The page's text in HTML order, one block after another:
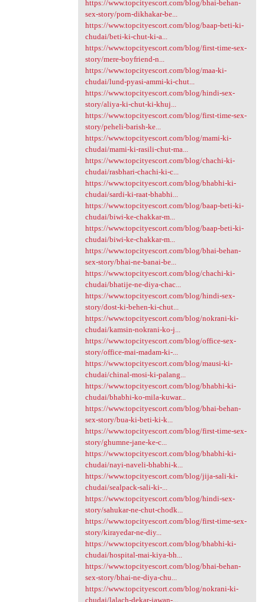
https://www.topcityescort.com/blog/bhai-behan-
sex-story/porn-dikhakar-be...
https://www.topcityescort.com/blog/baap-beti-ki-
chudai/beti-ki-chut-ki-a...
https://www.topcityescort.com/blog/first-time-sex-
story/mere-boyfriend-n...
https://www.topcityescort.com/blog/maa-ki-
chudai/lund-pyasi-ammi-ki-chut...
https://www.topcityescort.com/blog/hindi-sex-
story/aliya-ki-chut-ki-khuj...
https://www.topcityescort.com/blog/first-time-sex-
story/peheli-barish-ke...
https://www.topcityescort.com/blog/mami-ki-
chudai/mami-ki-rasili-chut-ma...
https://www.topcityescort.com/blog/chachi-ki-
chudai/rasbhari-chachi-ki-c...
https://www.topcityescort.com/blog/bhabhi-ki-
chudai/sardi-ki-raat-bhabhi...
https://www.topcityescort.com/blog/baap-beti-ki-
chudai/biwi-ke-chakkar-m...
https://www.topcityescort.com/blog/baap-beti-ki-
chudai/biwi-ke-chakkar-m...
https://www.topcityescort.com/blog/bhai-behan-
sex-story/bhai-ne-banai-be...
https://www.topcityescort.com/blog/chachi-ki-
chudai/bhatije-ne-diya-chac...
https://www.topcityescort.com/blog/hindi-sex-
story/dost-ki-behen-ki-chut...
https://www.topcityescort.com/blog/nokrani-ki-
chudai/kamsin-nokrani-ko-j...
https://www.topcityescort.com/blog/office-sex-
story/office-mai-madam-ki-...
https://www.topcityescort.com/blog/mausi-ki-
chudai/chinal-mosi-ki-palang...
https://www.topcityescort.com/blog/bhabhi-ki-
chudai/bhabhi-ko-mila-kuwar...
https://www.topcityescort.com/blog/bhai-behan-
sex-story/bua-ki-beti-ki-k...
https://www.topcityescort.com/blog/first-time-sex-
story/ghumne-jane-ke-c...
https://www.topcityescort.com/blog/bhabhi-ki-
chudai/nayi-naveli-bhabhi-k...
https://www.topcityescort.com/blog/jija-sali-ki-
chudai/sealpack-sali-ki-...
https://www.topcityescort.com/blog/hindi-sex-
story/sahukar-ne-chut-chodk...
https://www.topcityescort.com/blog/first-time-sex-
story/kirayedar-ne-diy...
https://www.topcityescort.com/blog/bhabhi-ki-
chudai/hospital-mai-kiya-bh...
https://www.topcityescort.com/blog/bhai-behan-
sex-story/bhai-ne-diya-chu...
https://www.topcityescort.com/blog/nokrani-ki-
chudai/lalach-dekar-jawan-...